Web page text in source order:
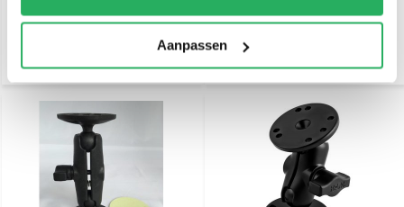
Aanpassen
€ 69,95Incl. btw
€ 56,95Incl. btw